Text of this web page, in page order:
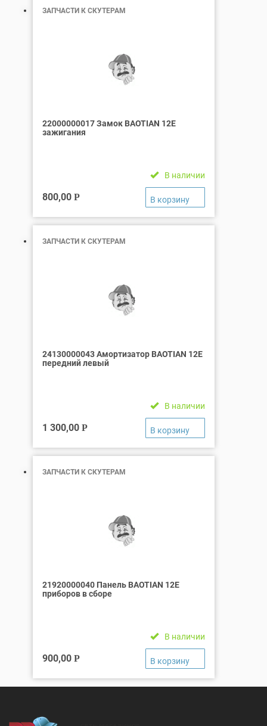
ЗАПЧАСТИ К СКУТЕРАМ
22000000017 Замок BAOTIAN 12Е
зажигания
В наличии
800,00 Р
ЗАПЧАСТИ К СКУТЕРАМ
24130000043 Амортизатор BAOTIAN 12Е
передний левый
В наличии
1 300,00 Р
ЗАПЧАСТИ К СКУТЕРАМ
21920000040 Панель BAOTIAN 12Е
приборов в сборе
В наличии
900,00 Р